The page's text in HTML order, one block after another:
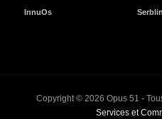
InnuOs
Copyright © 2026 Opus 51 -
Services et